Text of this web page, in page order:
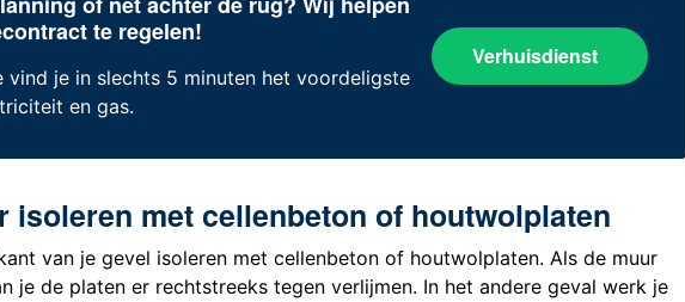
te regelen!
vind je in slechts 5 minuten het voordeligste
en gas.
Verhuisdienst
isoleren met cellenbeton of houtwolplaten
van je gevel isoleren met cellenbeton of houtwolplaten. Als de muur
je de platen er rechtstreeks tegen verlijmen. In het andere geval werk je